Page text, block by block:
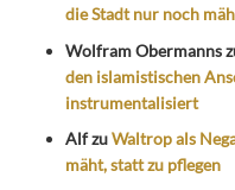
die Stadt nur noch
Wolfram Obermanns
den islamistischen
instrumentalisiert
AlfzuWaltrop als
mäht, statt zu pflegen